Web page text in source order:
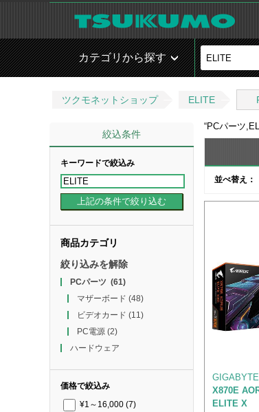
カテゴリから探す
ツクモネットショップ ELITE
絞込条件
キーワードで絞込み
商品カテゴリ
絞り込みを解除
PCパーツ (61)
マザーボード (48)
ビデオカード (11)
PC電源(2)
ハードウェア
価格で絞込み
¥1～16,000 (7)
“PCパーツ
並べ替え：
X870E
ELITE X